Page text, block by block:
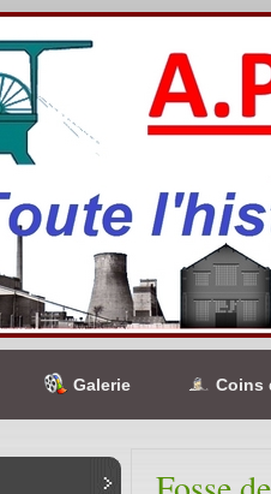
Galerie Coins